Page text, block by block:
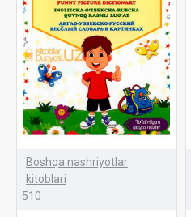
Boshqa nashriyotlar
kitoblari
510